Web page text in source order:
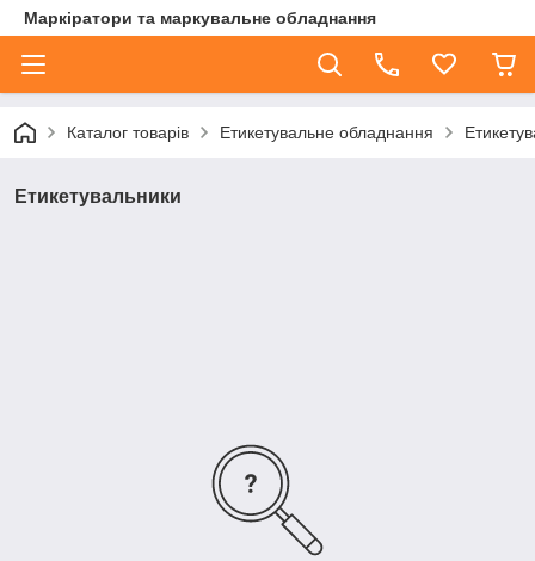
Маркіратори та маркувальне обладнання
Каталог товарів Етикетувальне обладнання
Етикетувальники